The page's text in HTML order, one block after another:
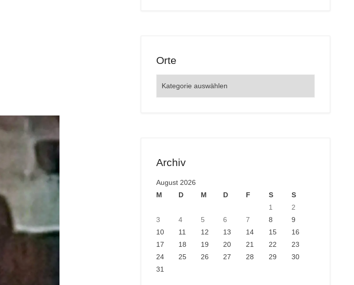
Orte
Archiv
August 2026
M
D M D F S
S
1
2
3
4 5 6 7 8
9
10
11 12 13 14 15
16
17
18 19 20 21 22
23
24
25 26 27 28 29
30
31